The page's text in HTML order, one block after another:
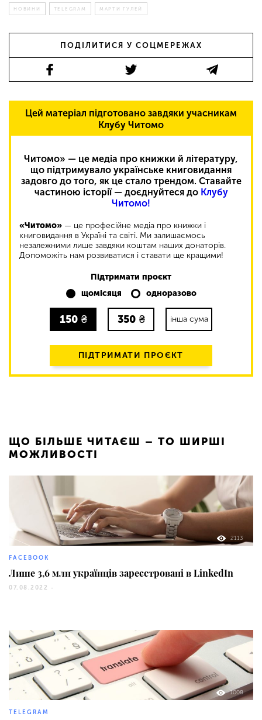
НОВИНИ TELEGRAM МАРТИ ГУЛЕЙ
ПОДІЛИТИСЯ У СОЦМЕРЕЖАХ
Цей матеріал підготовано завдяки учасникам
Клубу Читомо
Читомо» — це медіа про книжки й літературу,
що підтримувало українське книговидання
задовго до того, як це стало трендом. Ставайте
частиною історії — доєднуйтеся до Клубу
Читомо!
«Читомо» — це професійне медіа про книжки і
книговидання в Україні та світі. Ми залишаємось
незалежними лише завдяки коштам наших донаторів.
Допоможіть нам розвиватися і ставати ще кращими!
Підтримати проєкт
щомісяця
одноразово
150 ₴ 350 ₴ інша сума
ПІДТРИМАТИ ПРОЄКТ
ЩО БІЛЬШЕ ЧИТАЄШ – ТО ШИРШІ
МОЖЛИВОСТІ
2113
FACEBOOK
Лише 3,6 млн українців зареєстровані в LinkedIn
07.08.2022 -
1008
TELEGRAM